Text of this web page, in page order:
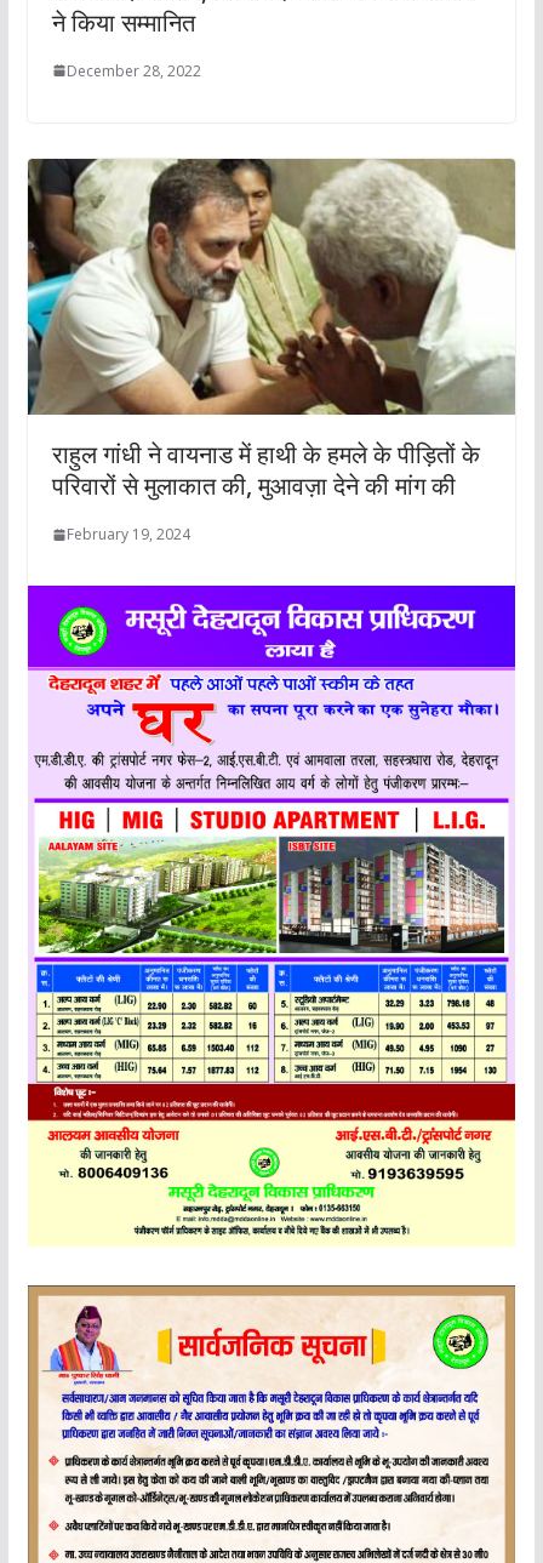
ने किया सम्‍मानित
December 28, 2022
राहुल गांधी ने वायनाड में हाथी के हमले के पीड़ितों के
परिवारों से मुलाकात की, मुआवज़ा देने की मांग की
February 19, 2024